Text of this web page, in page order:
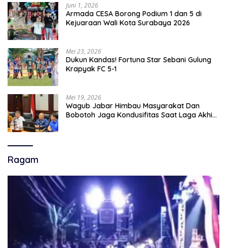
Juni 1, 2026
Armada CESA Borong Podium 1 dan 5 di
Kejuaraan Wali Kota Surabaya 2026
Mei 23, 2026
Dukun Kandas! Fortuna Star Sebani Gulung
Krapyak FC 5-1
Mei 19, 2026
Wagub Jabar Himbau Masyarakat Dan
Bobotoh Jaga Kondusifitas Saat Laga Akhir
Ragam